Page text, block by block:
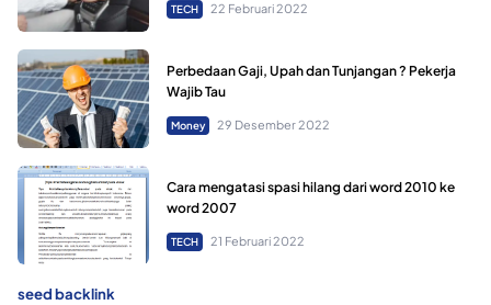
TECH 22 Februari 2022
Perbedaan Gaji, Upah dan Tunjangan ? Pekerja
Wajib Tau
Money 29 Desember 2022
Cara mengatasi spasi hilang dari word 2010 ke
word 2007
TECH 21 Februari 2022
seed backlink